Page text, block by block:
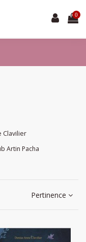
0
Clavilier
Artin Pacha
Pertinence